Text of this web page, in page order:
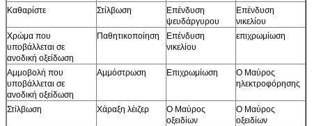
Καθαρίστε Στίλβωση
Επένδυση
ψευδάργυρου
Επένδυση
νικελίου
Χρώμα που
υποβάλλεται σε
ανοδική οξείδωση
Παθητικοποίηση
Επένδυση
νικελίου
επιχρωμίωση
Αμμοβολή που
υποβάλλεται σε
ανοδική οξείδωση
Αμμόστρωση Επιχρωμίωση
Ο Μαύρος
ηλεκτροφόρησης
Στίλβωση Χάραξη λέιζερ
Ο Μαύρος
οξειδίων
Ο Μαύρος
οξειδίων